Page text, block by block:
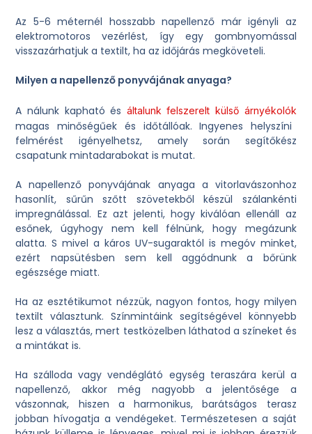
Az 5-6 méternél hosszabb napellenző már igényli az
elektromotoros vezérlést, így egy gombnyomással
visszazárhatjuk a textilt, ha az időjárás megköveteli.
Milyen a napellenző ponyvájának anyaga?
A nálunk kapható és általunk felszerelt külső árnyékolók
magas minőségűek és időtállóak. Ingyenes helyszíni
felmérést igényelhetsz, amely során segítőkész
csapatunk mintadarabokat is mutat.
A napellenző ponyvájának anyaga a vitorlavászonhoz
hasonlít, sűrűn szőtt szövetekből készül szálankénti
impregnálással. Ez azt jelenti, hogy kiválóan ellenáll az
esőnek, úgyhogy nem kell félnünk, hogy megázunk
alatta. S mivel a káros UV-sugaraktól is megóv minket,
ezért napsütésben sem kell aggódnunk a bőrünk
egészsége miatt.
Ha az esztétikumot nézzük, nagyon fontos, hogy milyen
textilt választunk. Színmintáink segítségével könnyebb
lesz a választás, mert testközelben láthatod a színeket és
a mintákat is.
Ha szálloda vagy vendéglátó egység teraszára kerül a
napellenző, akkor még nagyobb a jelentősége a
vászonnak, hiszen a harmonikus, barátságos terasz
jobban hívogatja a vendégeket. Természetesen a saját